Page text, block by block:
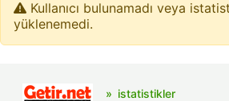
Kullanıcı bulunamadı veya
yüklenemedi.
istatistikler